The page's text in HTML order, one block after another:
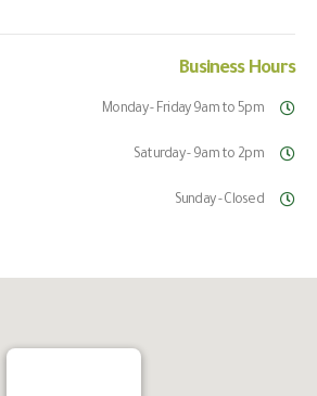
Business Hours
Monday - Friday 9am to 5pm
Saturday - 9am to 2pm
Sunday - Closed